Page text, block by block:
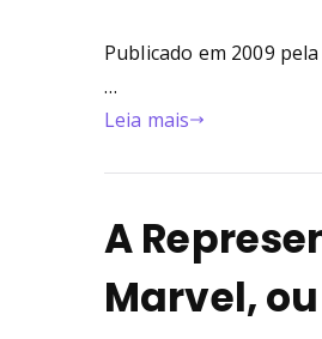
Publicado em 2009
…
Leia mais
A
Marvel,